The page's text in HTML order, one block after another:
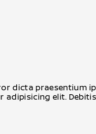
dicta praesentium
adipisicing elit.